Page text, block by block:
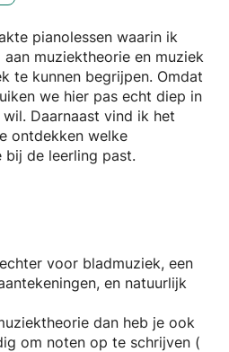
pianolessen waarin ik
muziektheorie en muziek
begrijpen. Omdat
we hier pas echt diep in
Daarnaast vind ik het
ontdekken welke
bij de leerling past.
voor bladmuziek, een
en natuurlijk
dan heb je ook
om noten op te schrijven (